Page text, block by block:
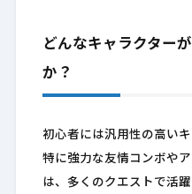
どんなキャラクター
か？
初心者には汎用性の高い
特に強力な友情コンボや
は、多くのクエストで活